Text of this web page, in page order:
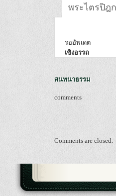
พระไตรปิฎก
รออัพเดต
เชิงอรรถ
สนทนาธรรม
comments
Comments are closed.